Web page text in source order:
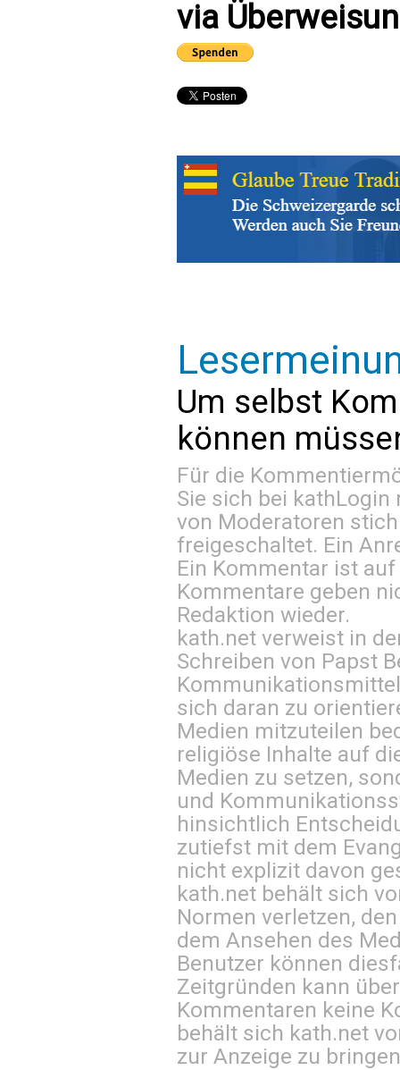
via
Um selbst
können
Für die
Sie sich bei kathLogin
von Moderatoren
freigeschaltet. Ein
Ein Kommentar ist
Kommentare geben
Redaktion wieder.
kath.net verweist in
Schreiben von Papst
sich daran zu
Medien mitzuteilen
religiöse Inhalte auf
Medien zu setzen,
und
hinsichtlich
zutiefst mit dem
nicht explizit davon
kath.net behält sich
Normen verletzen,
dem Ansehen des
Benutzer können
Zeitgründen kann
Kommentaren keine
behält sich kath.net
zur Anzeige zu